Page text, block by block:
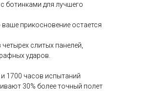
ботинками для лучшего
ваше прикосновение остается
слитых панелей,
ударов.
1700 часов испытаний
30% более точный полет